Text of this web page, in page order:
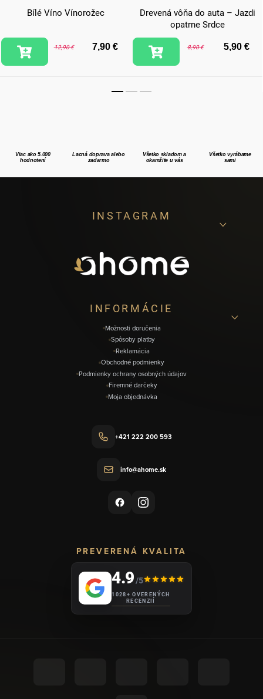
Bílé Víno Vínorožec
12,90 € 7,90 €
Drevená vôňa do auta – Jazdi
opatrne Srdce
8,90 € 5,90 €
Viac ako 5.000
hodnotení
Lacná doprava alebo
zadarmo
Všetko skladom a
okamžite u vás
Všetko vyrábame
sami
INSTAGRAM
INFORMÁCIE
Možnosti doručenia
Spôsoby platby
Reklamácia
Obchodné podmienky
Podmienky ochrany osobných údajov
Firemné darčeky
Moja objednávka
+421 222 200 593
info@ahome.sk
PREVERENÁ KVALITA
4.9/5
1028+ OVERENÝCH
RECENZIÍ